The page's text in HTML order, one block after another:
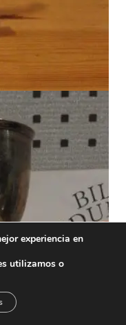
experiencia en
utilizamos o